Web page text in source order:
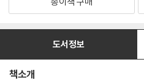
도서정보
책소개